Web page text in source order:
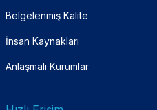
Belgelenmiş Kalite
İnsan Kaynakları
Anlaşmalı Kurumlar